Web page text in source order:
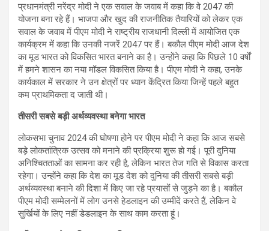
प्रधानमंत्री नरेंद्र मोदी ने एक सवाल के जवाब में कहा कि वे 2047 की
योजना बना रहे हैं। भाजपा और खुद की राजनीतिक तैयारियों को लेकर एक
सवाल के जवाब में पीएम मोदी ने राष्ट्रीय राजधानी दिल्ली में आयोजित एक
कार्यक्रम में कहा कि उनकी नजरें 2047 पर हैं। बकौल पीएम मोदी आज देश
का मूड भारत को विकसित भारत बनाने का है। उन्होंने कहा कि पिछले 10 वर्षों
में हमने शासन का नया मॉडल विकसित किया है। पीएम मोदी ने कहा, उनके
कार्यकाल में सरकार ने उन क्षेत्रों पर ध्यान केंद्रित किया जिन्हें पहले बहुत
कम प्राथमिकता द जाती थी।
तीसरी सबसे बड़ी अर्थव्यवस्था बनेगा भारत
लोकसभा चुनाव 2024 की घोषणा होने पर पीएम मोदी ने कहा कि आज सबसे
बड़े लोकतांत्रिक उत्सव को मनाने की प्रक्रिया शुरू हो गई। पूरी दुनिया
अनिश्चितताओं का सामना कर रही है, लेकिन भारत तेज गति से विकास करता
रहेगा। उन्होंने कहा कि देश का मूड देश को दुनिया की तीसरी सबसे बड़ी
अर्थव्यवस्था बनाने की दिशा में किए जा रहे प्रयासों से जुड़ने का है। बकौल
पीएम मोदी सम्मेलनों में लोग उनसे हेडलाइन की उम्मीदें करते हैं, लेकिन वे
सुर्खियों के लिए नहीं डेडलाइन के साथ काम करता हूं।